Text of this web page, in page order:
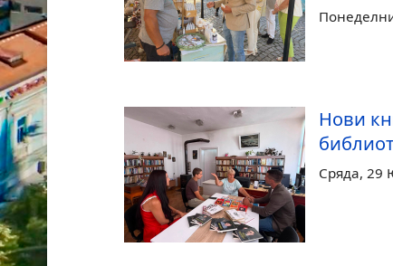
Нови
Сряда, 29